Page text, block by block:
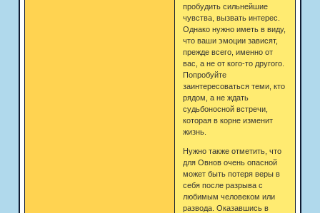
пробудить сильнейшие
чувства, вызвать интерес.
Однако нужно иметь в виду,
что ваши эмоции зависят,
прежде всего, именно от
вас, а не от кого-то другого.
Попробуйте
заинтересоваться теми, кто
рядом, а не ждать
судьбоносной встречи,
которая в корне изменит
жизнь.
Нужно также отметить, что
для Овнов очень опасной
может быть потеря веры в
себя после разрыва с
любимым человеком или
развода. Оказавшись в